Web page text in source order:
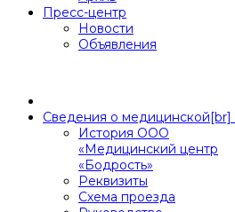
Пресс-центр
Новости
Объявления
Сведения о медицинской[br]
История ООО
«Медицинский центр
«Бодрость»
Реквизиты
Схема проезда